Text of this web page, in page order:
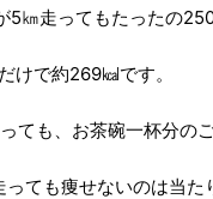
5㎞走ってもたったの
けで約269㎉です。
ても、お茶碗一杯分の
ても痩せないのは当た